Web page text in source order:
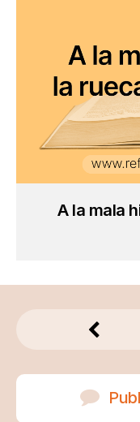
A la mala